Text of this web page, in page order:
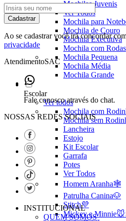
Mochilas Juvenis
Ver Todos
Mochila para
Mochila de Couro
Mochila Executiva
Mochila com Rodas
Mochila Pequena
Mochila Média
Mochila Grande
Escolar
Ver todos
Mochila com
Mochila sem
Lancheira
Estojo
Kit Escolar
Garrafa
Potes
Ver Todos
Homem Aranha🕸️
Patrulha Canina🐶
Stitch💜
Mickey e
Cadastrar
Ao se cadastrar você irá concordar
privacidade
AtendimentoSAC
Fale conosco através do chat.
NOSSAS REDES SOCIAIS
INSTITUCIONAL
QUEM SOMOS